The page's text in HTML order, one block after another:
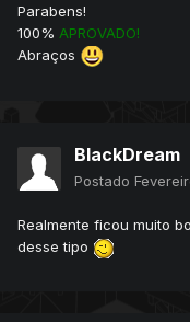
Parabens!
100% APROVADO!
Abraços
BlackDream
Postado
Realmente ficou muito
desse tipo